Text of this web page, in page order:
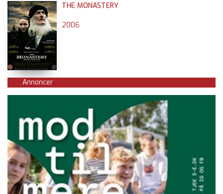
THE MONASTERY
2006
Annoncer